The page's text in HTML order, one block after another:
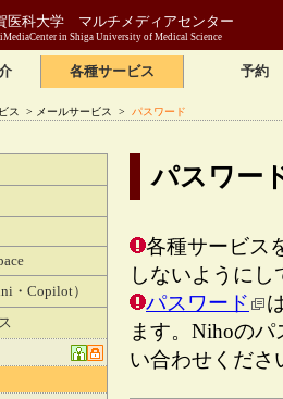
医科大学 マルチメディアセンター
in Shiga University of Medical Science
各種サービス 予約
ス > メールサービス > パスワード
パスワー
各種サービス
しないようにし
パスワード
ます。Nihoの
い合わせくださ
・Copilot）